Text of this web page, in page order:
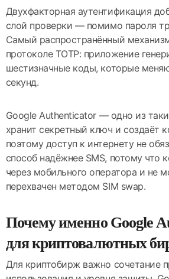
Двухфакторная аутентификация
слой проверки — помимо пароля
Самый распространённый
протоколе TOTP: приложение
шестизначные коды, которые
секунд.
Google Authenticator — одно из
хранит секретный ключ и создаёт
поэтому доступ к интернету не
способ надёжнее SMS, потому что
через мобильного оператора и не
перехвачен методом SIM swap.
Почему именно Google
для криптовалютных
Для криптобирж важно сочетание